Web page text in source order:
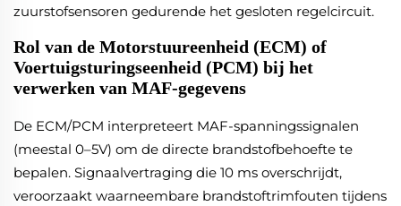
zuurstofsensoren gedurende het gesloten regelcircuit.
Rol van de Motorstuureenheid (ECM) of
Voertuigsturingseenheid (PCM) bij het
verwerken van MAF-gegevens
De ECM/PCM interpreteert MAF-spanningssignalen
(meestal 0–5V) om de directe brandstofbehoefte te
bepalen. Signaalvertraging die 10 ms overschrijdt,
veroorzaakt waarneembare brandstoftrimfouten tijdens